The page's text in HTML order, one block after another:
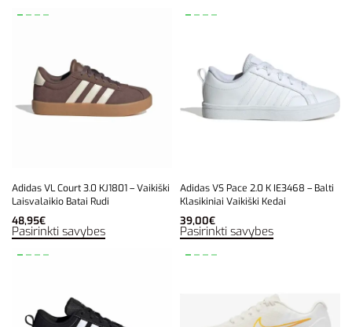
Adidas VL Court 3.0 KJ1801 – Vaikiški
Laisvalaikio Batai Rudi
48,95€
Pasirinkti savybes
Adidas VS Pace 2.0 K IE3468 – Balti
Klasikiniai Vaikiški Kedai
39,00€
Pasirinkti savybes